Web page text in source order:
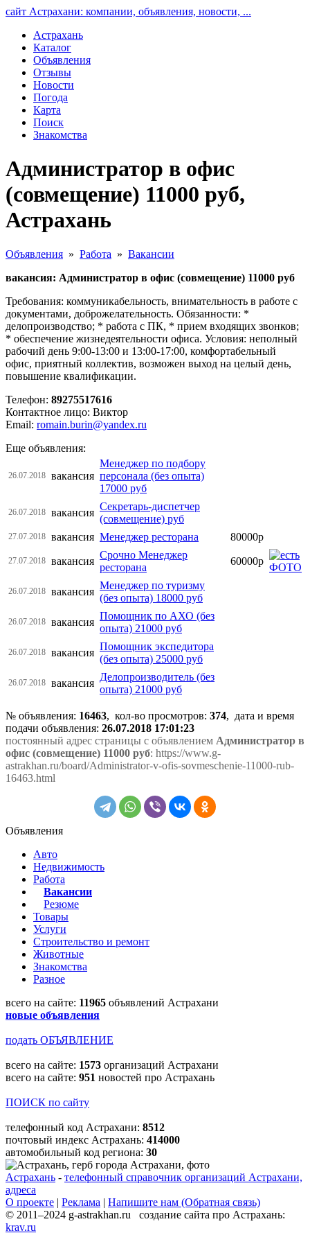
сайт Астрахани: компании, объявления, новости, ...
Астрахань
Каталог
Объявления
Отзывы
Новости
Погода
Карта
Поиск
Знакомства
Администратор в офис
(совмещение) 11000 руб,
Астрахань
Объявления » Работа » Вакансии
вакансия: Администратор в офис (совмещение) 11000 руб
Требования: коммуникабельность, внимательность в работе с
документами, доброжелательность. Обязанности: *
делопроизводство; * работа с ПК, * прием входящих звонков;
* обеспечение жизнедеятельности офиса. Условия: неполный
рабочий день 9:00-13:00 и 13:00-17:00, комфортабельный
офис, приятный коллектив, возможен выход на целый день,
повышение квалификации.
Телефон: 89275517616
Контактное лицо: Виктор
Email: romain.burin@yandex.ru
Еще объявления:
26.07.2018 вакансия
Менеджер по подбору
персонала (без опыта)
17000 руб
26.07.2018 вакансия
Секретарь-диспетчер
(совмещение) руб
27.07.2018 вакансия Менеджер ресторана 80000р
27.07.2018 вакансия
Срочно Менеджер
ресторана
60000р
26.07.2018 вакансия
Менеджер по туризму
(без опыта) 18000 руб
26.07.2018 вакансия
Помощник по АХО (без
опыта) 21000 руб
26.07.2018 вакансия
Помощник экспедитора
(без опыта) 25000 руб
26.07.2018 вакансия
Делопроизводитель (без
опыта) 21000 руб
№ объявления: 16463, кол-во просмотров: 374, дата и время
подачи объявления: 26.07.2018 17:01:23
постоянный адрес страницы с объявлением Администратор в
офис (совмещение) 11000 руб: https://www.g-
astrakhan.ru/board/Administrator-v-ofis-sovmeschenie-11000-rub-
16463.html
Объявления
Авто
Недвижимость
Работа
Вакансии
Резюме
Товары
Услуги
Строительство и ремонт
Животные
Знакомства
Разное
всего на сайте: 11965 объявлений Астрахани
новые объявления
подать ОБЪЯВЛЕНИЕ
всего на сайте: 1573 организаций Астрахани
всего на сайте: 951 новостей про Астрахань
ПОИСК по сайту
телефонный код Астрахани: 8512
почтовый индекс Астрахань: 414000
автомобильный код региона: 30
Астрахань - телефонный справочник организаций Астрахани,
адреса
О проекте | Реклама | Напишите нам (Обратная связь)
© 2011–2024 g-astrakhan.ru создание сайта про Астрахань:
krav.ru